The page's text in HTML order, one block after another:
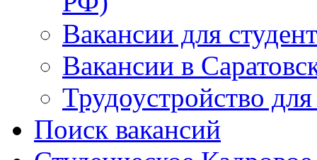
Вакансии для
Вакансии в
Трудоустройство
Поиск вакансий